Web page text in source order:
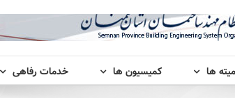
ها کمیسیون ها خدمات رفاهی